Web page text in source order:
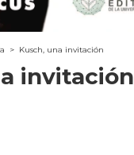
> Kusch, una invitación
invitación